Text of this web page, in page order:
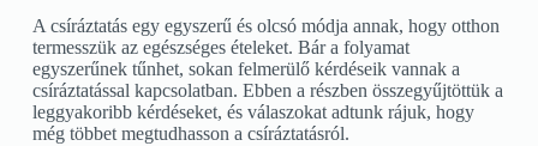
A csíráztatás egy egyszerű és olcsó módja annak, hogy otthon
termesszük az egészséges ételeket. Bár a folyamat
egyszerűnek tűnhet, sokan felmerülő kérdéseik vannak a
csíráztatással kapcsolatban. Ebben a részben összegyűjtöttük a
leggyakoribb kérdéseket, és válaszokat adtunk rájuk, hogy
még többet megtudhasson a csíráztatásról.